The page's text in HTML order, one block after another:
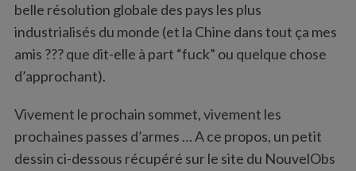
belle résolution globale des pays les plus
industrialisés du monde (et la Chine dans tout ça mes
amis ??? que dit-elle à part “fuck” ou quelque chose
d’approchant).
Vivement le prochain sommet, vivement les
prochaines passes d’armes … A ce propos, un petit
dessin ci-dessous récupéré sur le site du NouvelObs